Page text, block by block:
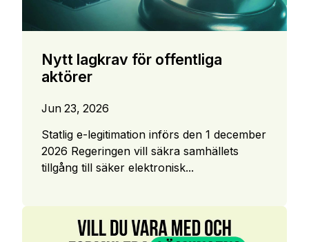
Nytt lagkrav för offentliga
aktörer
Jun 23, 2026
Statlig e-legitimation införs den 1 december
2026 Regeringen vill säkra samhällets
tillgång till säker elektronisk...